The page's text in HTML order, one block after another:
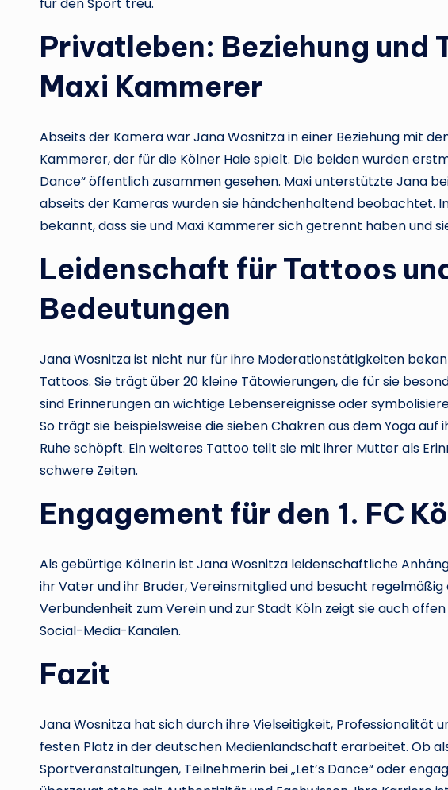
Privatleben: Beziehung und
Maxi Kammerer
Abseits der Kamera war Jana Wosnitza in einer Beziehung mit
Kammerer, der für die Kölner Haie spielt. Die beiden wurden
Dance“ öffentlich zusammen gesehen. Maxi unterstützte Jana
abseits der Kameras wurden sie händchenhaltend beobachtet.
bekannt, dass sie und Maxi Kammerer sich getrennt haben und
Leidenschaft für Tattoos
Bedeutungen
Jana Wosnitza ist nicht nur für ihre Moderationstätigkeiten
Tattoos. Sie trägt über 20 kleine Tätowierungen, die für sie
sind Erinnerungen an wichtige Lebensereignisse oder
So trägt sie beispielsweise die sieben Chakren aus dem Yoga auf
Ruhe schöpft. Ein weiteres Tattoo teilt sie mit ihrer Mutter als
schwere Zeiten.
Engagement für den 1. FC
Als gebürtige Kölnerin ist Jana Wosnitza leidenschaftliche
ihr Vater und ihr Bruder, Vereinsmitglied und besucht regelmäßig
Verbundenheit zum Verein und zur Stadt Köln zeigt sie auch
Social-Media-Kanälen.
Fazit
Jana Wosnitza hat sich durch ihre Vielseitigkeit, Professionalität
festen Platz in der deutschen Medienlandschaft erarbeitet. Ob
Sportveranstaltungen, Teilnehmerin bei „Let’s Dance“ oder